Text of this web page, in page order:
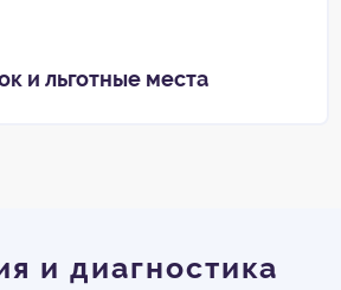
и льготные места
и диагностика